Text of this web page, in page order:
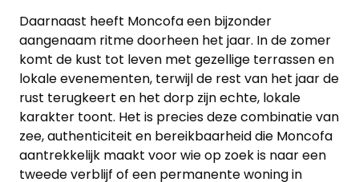
Daarnaast heeft Moncofa een bijzonder
aangenaam ritme doorheen het jaar. In de zomer
komt de kust tot leven met gezellige terrassen en
lokale evenementen, terwijl de rest van het jaar de
rust terugkeert en het dorp zijn echte, lokale
karakter toont. Het is precies deze combinatie van
zee, authenticiteit en bereikbaarheid die Moncofa
aantrekkelijk maakt voor wie op zoek is naar een
tweede verblijf of een permanente woning in